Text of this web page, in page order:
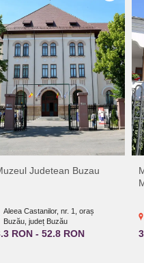
Judetean Buzau
Aleea Castanilor, nr. 1, oraș
Buzău, județ Buzău
RON - 52.8 RON